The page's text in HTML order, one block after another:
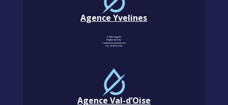
Agence Yvelines
3, Allée magritte
78400 CHATOU
Contact@km-humidite.com
Tel :01 30 76 13 26
Agence Val-d’Oise